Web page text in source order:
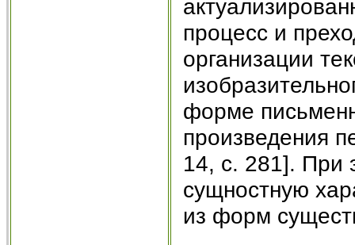
процесс и
организации
форме
произведения
14, с. 281]. При
сущностную
из форм